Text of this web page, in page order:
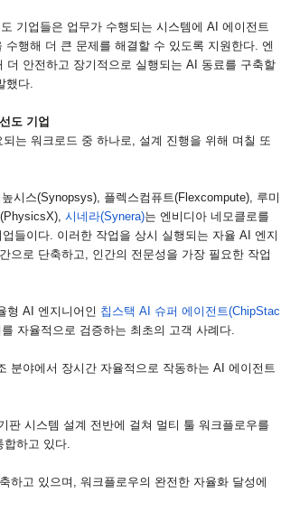
기업들은 업무가 수행되는 시스템에 AI 에이전트
행해 더 큰 문제를 해결할 수 있도록 지원한다. 엔
더 안전하고 장기적으로 실행되는 AI 동료를 구축할
했다.
도 기업
는 워크로드 중 하나로, 설계 진행을 위해 며칠 또
시스(Synopsys), 플렉스컴퓨트(Flexcompute), 루미
(PhysicsX), 시네라(Synera)는 엔비디아 네모클로를
들이다. 이러한 작업을 상시 실행되는 자율 AI 엔지
으로 단축하고, 인간의 전문성을 가장 필요한 작업
형 AI 엔지니어인 칩스택 AI 슈퍼 에이전트(ChipStac
자율적으로 검증하는 최초의 고객 사례다.
분야에서 장시간 자율적으로 작동하는 AI 에이전트
판 시스템 설계 전반에 걸쳐 멀티 툴 워크플로우를
합하고 있다.
하고 있으며, 워크플로우의 완전한 자율화 달성에